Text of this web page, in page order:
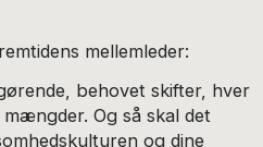
mellemleder:
behovet skifter, hver
Og så skal det
og dine